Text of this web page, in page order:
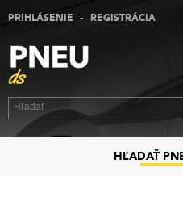
PRIHLÁSENIE - REGISTRÁCIA
VÝPREDAJ PNEUMATÍK
VÝPREDAJ ALU DISKOV
VÝPREDAJ
HĽADAŤ